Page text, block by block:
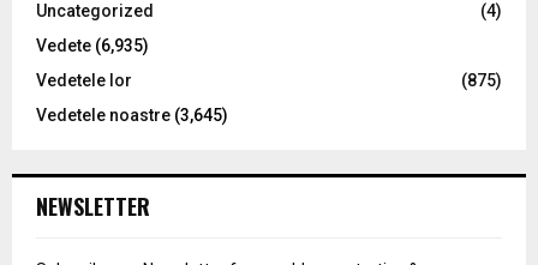
Uncategorized
(4)
Vedete (6,935)
Vedetele lor
(875)
Vedetele noastre (3,645)
NEWSLETTER